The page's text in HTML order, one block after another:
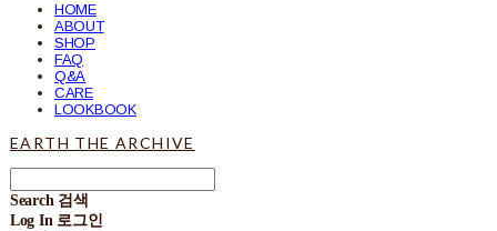
HOME
ABOUT
SHOP
FAQ
Q&A
CARE
LOOKBOOK
EARTH THE ARCHIVE
Search 검색
Log In 로그인